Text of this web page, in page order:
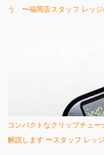
う 〜福岡店スタッフ レッジ
コンパクトなクリップチュ
解説します 〜スタッフ レッ